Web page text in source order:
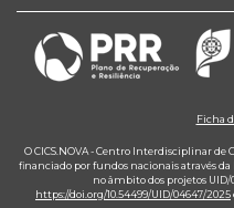
Ficha
O CICS.NOVA - Centro Interdisciplinar de
financiado por fundos nacionais através da
no âmbito dos projetos UID/
https://doi.org/10.54499/UID/04647/2025